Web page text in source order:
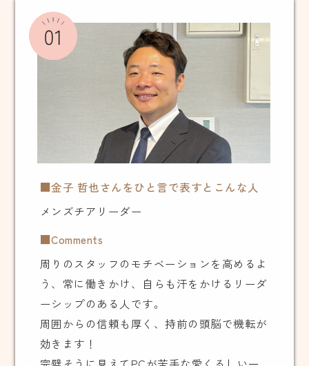
■金子 哲也さんをひと言で表すとこんな人
メンズチアリーダー
■Comments
周りのスタッフのモチベーションを高めるよ
う、常に働きかけ、自らも汗をかけるリーダ
ーシップのある人です。
周囲からの信頼も厚く、持前の頭脳で機転が
効きます！
完璧そうに見えてPCが苦手な愛くるしい一